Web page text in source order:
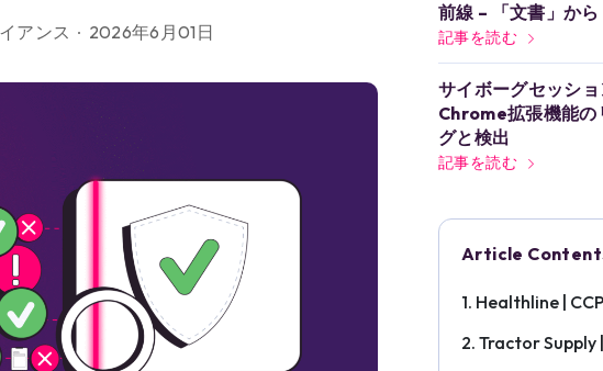
アンス 2026年6月01日
前線 – 「文書」か
記事を読む
サイボーグセッシ
Chrome拡張機能の
グと検出
記事を読む
Article
Healthline |
Tractor Supply